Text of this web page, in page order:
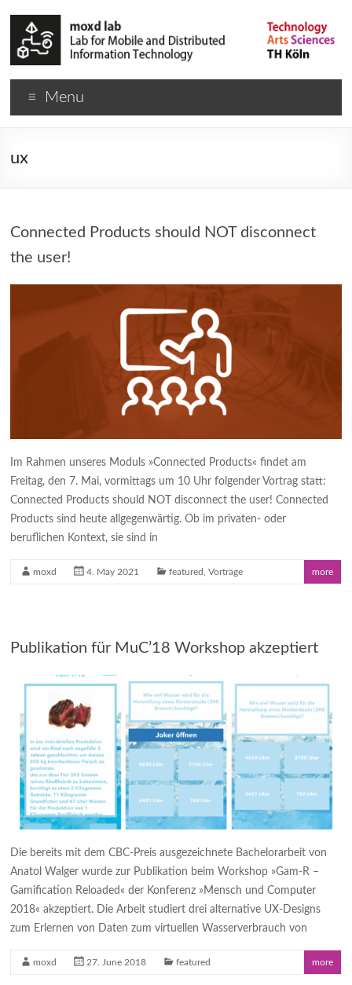
Menu
ux
Connected Products should NOT disconnect
the user!
Im Rahmen unseres Moduls »Connected Products« findet am
Freitag, den 7. Mai, vormittags um 10 Uhr folgender Vortrag statt:
Connected Products should NOT disconnect the user! Connected
Products sind heute allgegenwärtig. Ob im privaten- oder
beruflichen Kontext, sie sind in
moxd 4. May 2021 featured ,Vorträge more
Publikation für MuC’18 Workshop akzeptiert
Die bereits mit dem CBC-Preis ausgezeichnete Bachelorarbeit von
Anatol Walger wurde zur Publikation beim Workshop »Gam-R –
Gamification Reloaded« der Konferenz »Mensch und Computer
2018« akzeptiert. Die Arbeit studiert drei alternative UX-Designs
zum Erlernen von Daten zum virtuellen Wasserverbrauch von
moxd 27. June 2018 featured more